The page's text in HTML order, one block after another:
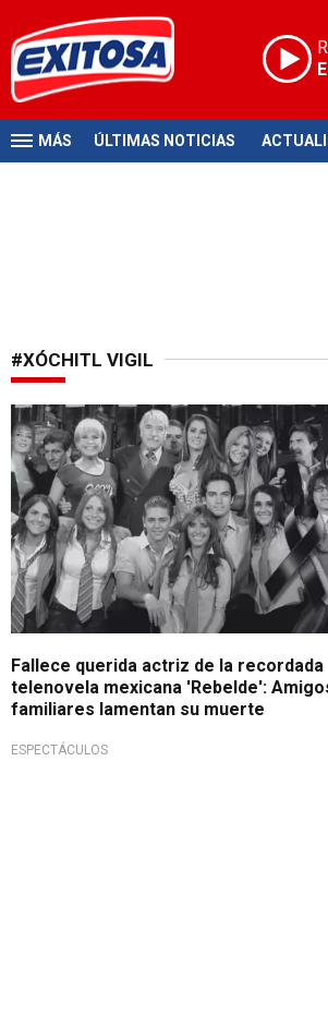
MÁS ÚLTIMAS NOTICIAS
#XÓCHITL VIGIL
Tristeza en México
Fallece querida actriz de la recordada
telenovela mexicana 'Rebelde':
familiares lamentan su muerte
ESPECTÁCULOS